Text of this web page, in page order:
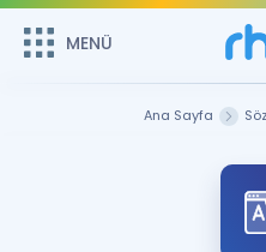
MENÜ
Sepetin
Remzi Hoca ile seni sınava
MENÜ
Ana Sayfa